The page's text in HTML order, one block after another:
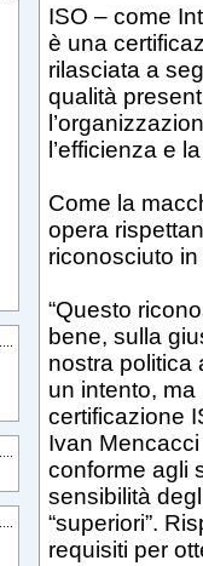
ISO – come
è una
rilasciata a
qualità
l’efficienza e
Come la
opera
riconosciuto in
“Questo
bene, sulla
nostra politica
un intento,
certificazione
Ivan
conforme agli
sensibilità
“superiori”.
requisiti per